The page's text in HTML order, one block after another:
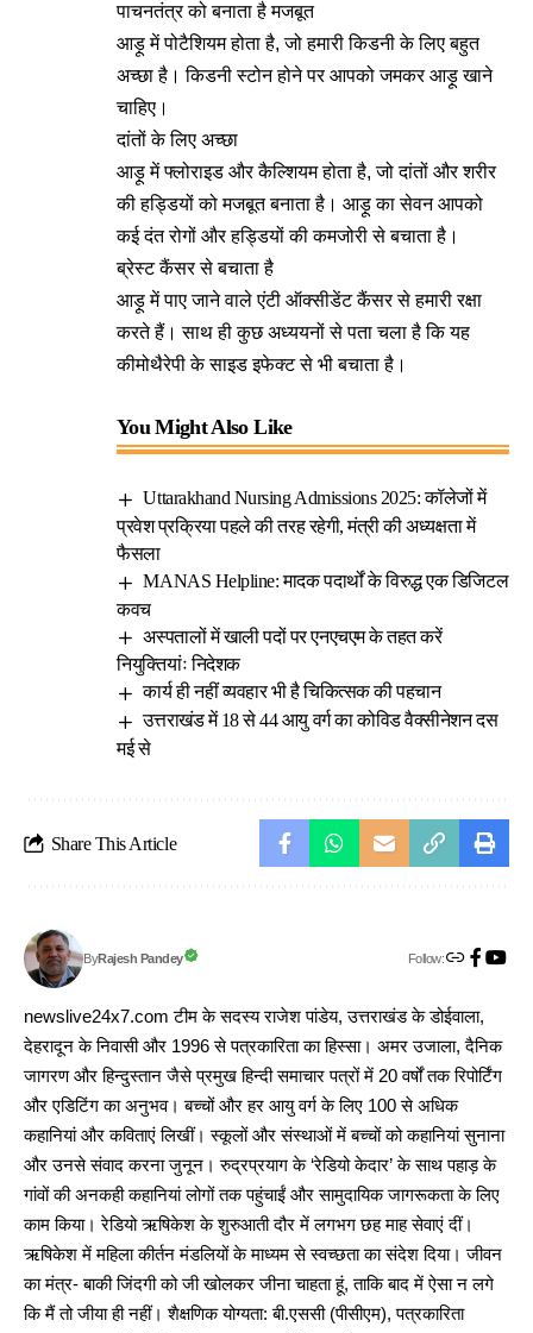
पाचनतंत्र को बनाता है मजबूत
आड़ू में पोटैशियम होता है, जो हमारी किडनी के लिए बहुत
अच्छा है। किडनी स्टोन होने पर आपको जमकर आड़ू खाने
चाहिए।
दांतों के लिए अच्छा
आड़ू में फ्लोराइड और कैल्शियम होता है, जो दांतों और शरीर
की हड्डियों को मजबूत बनाता है। आड़ू का सेवन आपको
कई दंत रोगों और हड्डियों की कमजोरी से बचाता है।
ब्रेस्ट कैंसर से बचाता है
आड़ू में पाए जाने वाले एंटी ऑक्सीडेंट कैंसर से हमारी रक्षा
करते हैं। साथ ही कुछ अध्ययनों से पता चला है कि यह
कीमोथैरेपी के साइड इफेक्ट से भी बचाता है।
You Might Also Like
Uttarakhand Nursing Admissions 2025: कॉलेजों में
प्रवेश प्रक्रिया पहले की तरह रहेगी, मंत्री की अध्यक्षता में
फैसला
MANAS Helpline: मादक पदार्थों के विरुद्ध एक डिजिटल
कवच
अस्पतालों में खाली पदों पर एनएचएम के तहत करें
नियुक्तियांः निदेशक
कार्य ही नहीं व्यवहार भी है चिकित्सक की पहचान
उत्तराखंड में 18 से 44 आयु वर्ग का कोविड वैक्सीनेशन दस
मई से
Share This Article
ByRajesh Pandey Follow:
newslive24x7.com टीम के सदस्य राजेश पांडेय, उत्तराखंड के डोईवाला,
देहरादून के निवासी और 1996 से पत्रकारिता का हिस्सा। अमर उजाला, दैनिक
जागरण और हिन्दुस्तान जैसे प्रमुख हिन्दी समाचार पत्रों में 20 वर्षों तक रिपोर्टिंग
और एडिटिंग का अनुभव। बच्चों और हर आयु वर्ग के लिए 100 से अधिक
कहानियां और कविताएं लिखीं। स्कूलों और संस्थाओं में बच्चों को कहानियां सुनाना
और उनसे संवाद करना जुनून। रुद्रप्रयाग के ‘रेडियो केदार’ के साथ पहाड़ के
गांवों की अनकही कहानियां लोगों तक पहुंचाईं और सामुदायिक जागरूकता के लिए
काम किया। रेडियो ऋषिकेश के शुरुआती दौर में लगभग छह माह सेवाएं दीं।
ऋषिकेश में महिला कीर्तन मंडलियों के माध्यम से स्वच्छता का संदेश दिया। जीवन
का मंत्र- बाकी जिंदगी को जी खोलकर जीना चाहता हूं, ताकि बाद में ऐसा न लगे
कि मैं तो जीया ही नहीं। शैक्षणिक योग्यता: बी.एससी (पीसीएम), पत्रकारिता